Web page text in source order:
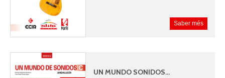
Saber més
UN MUNDO SONIDOS...